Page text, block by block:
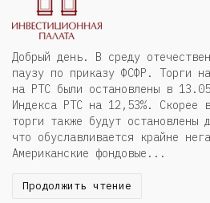
Добрый день. В среду
паузу по приказу ФСФР. Торги
на РТС были остановлены в
Индекса РТС на 12,53%. Скорее
торги также будут остановлены
что обуславливается крайне
Американские фондовые...
Продолжить чтение